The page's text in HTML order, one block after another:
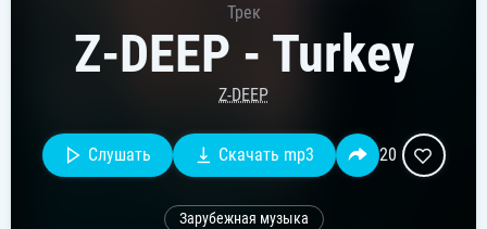
Трек
Z-DEEP - Turkey
Z-DEEP
Слушать Скачать mp3 20
Зарубежная музыка